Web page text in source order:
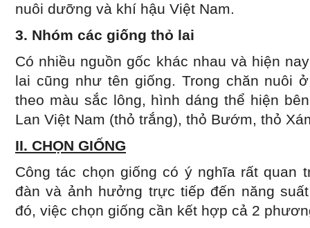
nuôi dưỡng và khí hậu Việt Nam.
3. Nhóm các giống thỏ lai
Có nhiều nguồn gốc khác nhau và hiện
lai cũng như tên giống. Trong chăn nuôi
theo màu sắc lông, hình dáng thể hiện
Lan Việt Nam (thỏ trắng), thỏ Bướm, thỏ
II. CHỌN GIỐNG
Công tác chọn giống có ý nghĩa rất quan
đàn và ảnh hưởng trực tiếp đến năng
đó, việc chọn giống cần kết hợp cả 2